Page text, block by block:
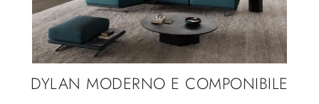
DYLAN MODERNO E COMPONIBILE